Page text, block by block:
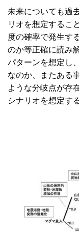
未来についても過
リオを想定するこ
度の確率で発生す
のか等正確に読み
パターンを想定し
なのか、またある
ような分岐点が存
シナリオを想定す